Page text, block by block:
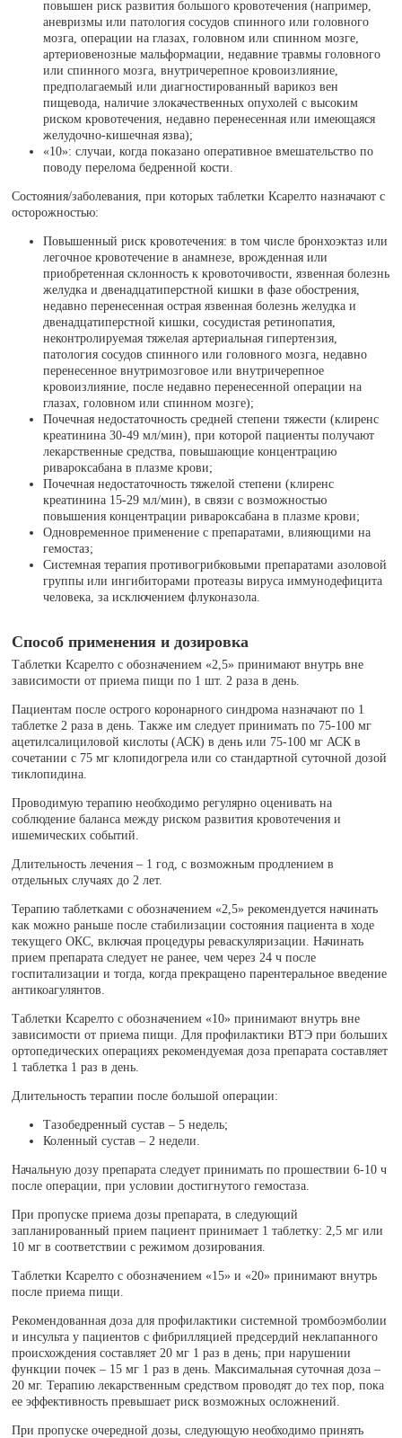
повышен риск развития большого кровотечения (например,
аневризмы или патология сосудов спинного или головного
мозга, операции на глазах, головном или спинном мозге,
артериовенозные мальформации, недавние травмы головного
или спинного мозга, внутричерепное кровоизлияние,
предполагаемый или диагностированный варикоз вен
пищевода, наличие злокачественных опухолей с высоким
риском кровотечения, недавно перенесенная или имеющаяся
желудочно-кишечная язва);
«10»: случаи, когда показано оперативное вмешательство по
поводу перелома бедренной кости.
Состояния/заболевания, при которых таблетки Ксарелто назначают с
осторожностью:
Повышенный риск кровотечения: в том числе бронхоэктаз или
легочное кровотечение в анамнезе, врожденная или
приобретенная склонность к кровоточивости, язвенная болезнь
желудка и двенадцатиперстной кишки в фазе обострения,
недавно перенесенная острая язвенная болезнь желудка и
двенадцатиперстной кишки, сосудистая ретинопатия,
неконтролируемая тяжелая артериальная гипертензия,
патология сосудов спинного или головного мозга, недавно
перенесенное внутримозговое или внутричерепное
кровоизлияние, после недавно перенесенной операции на
глазах, головном или спинном мозге);
Почечная недостаточность средней степени тяжести (клиренс
креатинина 30-49 мл/мин), при которой пациенты получают
лекарственные средства, повышающие концентрацию
ривароксабана в плазме крови;
Почечная недостаточность тяжелой степени (клиренс
креатинина 15-29 мл/мин), в связи с возможностью
повышения концентрации ривароксабана в плазме крови;
Одновременное применение с препаратами, влияющими на
гемостаз;
Системная терапия противогрибковыми препаратами азоловой
группы или ингибиторами протеазы вируса иммунодефицита
человека, за исключением флуконазола.
Способ применения и дозировка
Таблетки Ксарелто с обозначением «2,5» принимают внутрь вне
зависимости от приема пищи по 1 шт. 2 раза в день.
Пациентам после острого коронарного синдрома назначают по 1
таблетке 2 раза в день. Также им следует принимать по 75-100 мг
ацетилсалициловой кислоты (АСК) в день или 75-100 мг АСК в
сочетании с 75 мг клопидогрела или со стандартной суточной дозой
тиклопидина.
Проводимую терапию необходимо регулярно оценивать на
соблюдение баланса между риском развития кровотечения и
ишемических событий.
Длительность лечения – 1 год, с возможным продлением в
отдельных случаях до 2 лет.
Терапию таблетками с обозначением «2,5» рекомендуется начинать
как можно раньше после стабилизации состояния пациента в ходе
текущего ОКС, включая процедуры реваскуляризации. Начинать
прием препарата следует не ранее, чем через 24 ч после
госпитализации и тогда, когда прекращено парентеральное введение
антикоагулянтов.
Таблетки Ксарелто с обозначением «10» принимают внутрь вне
зависимости от приема пищи. Для профилактики ВТЭ при больших
ортопедических операциях рекомендуемая доза препарата составляет
1 таблетка 1 раз в день.
Длительность терапии после большой операции:
Тазобедренный сустав – 5 недель;
Коленный сустав – 2 недели.
Начальную дозу препарата следует принимать по прошествии 6-10 ч
после операции, при условии достигнутого гемостаза.
При пропуске приема дозы препарата, в следующий
запланированный прием пациент принимает 1 таблетку: 2,5 мг или
10 мг в соответствии с режимом дозирования.
Таблетки Ксарелто с обозначением «15» и «20» принимают внутрь
после приема пищи.
Рекомендованная доза для профилактики системной тромбоэмболии
и инсульта у пациентов с фибрилляцией предсердий неклапанного
происхождения составляет 20 мг 1 раз в день; при нарушении
функции почек – 15 мг 1 раз в день. Максимальная суточная доза –
20 мг. Терапию лекарственным средством проводят до тех пор, пока
ее эффективность превышает риск возможных осложнений.
При пропуске очередной дозы, следующую необходимо принять